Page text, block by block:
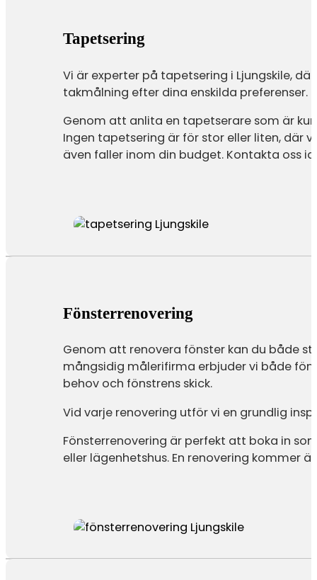
Tapetsering
Vi är experter på tapetsering i Ljungskile,
takmålning efter dina enskilda preferenser.
Genom att anlita en tapetserare som är
Ingen tapetsering är för stor eller liten, där
även faller inom din budget. Kontakta oss
Fönsterrenovering
Genom att renovera fönster kan du både
mångsidig målerifirma erbjuder vi både
behov och fönstrens skick.
Vid varje renovering utför vi en grundlig
Fönsterrenovering är perfekt att boka in
eller lägenhetshus. En renovering kommer